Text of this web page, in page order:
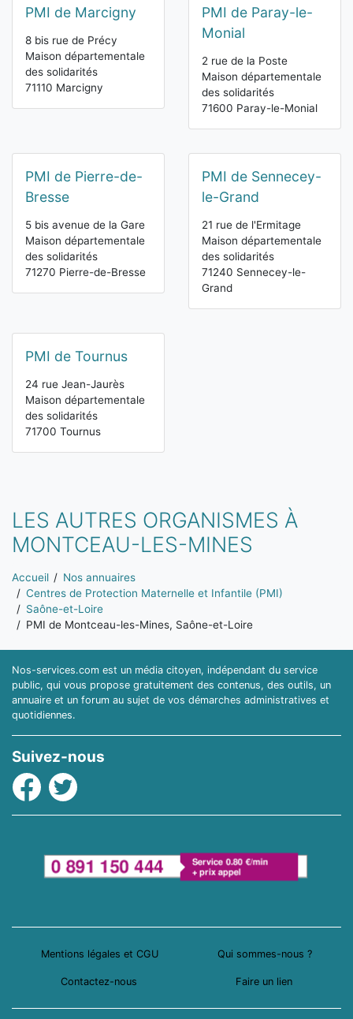
PMI de Marcigny
8 bis rue de Précy
Maison départementale
des solidarités
71110 Marcigny
PMI de Paray-le-
Monial
2 rue de la Poste
Maison départementale
des solidarités
71600 Paray-le-Monial
PMI de Pierre-de-
Bresse
5 bis avenue de la Gare
Maison départementale
des solidarités
71270 Pierre-de-Bresse
PMI de Sennecey-
le-Grand
21 rue de l'Ermitage
Maison départementale
des solidarités
71240 Sennecey-le-
Grand
PMI de Tournus
24 rue Jean-Jaurès
Maison départementale
des solidarités
71700 Tournus
LES AUTRES ORGANISMES À
MONTCEAU-LES-MINES
Vous êtes ici:
Accueil
Nos annuaires
Centres de Protection Maternelle et Infantile (PMI)
Saône-et-Loire
PMI de Montceau-les-Mines, Saône-et-Loire
Nos-services.com est un média citoyen, indépendant du service
public, qui vous propose gratuitement des contenus, des outils, un
annuaire et un forum au sujet de vos démarches administratives et
quotidiennes.
Suivez-nous
Facebook
Twitter
Mentions légales et CGU Qui sommes-nous ?
Contactez-nous Faire un lien